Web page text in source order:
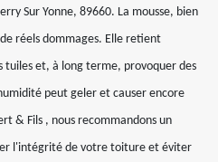
Sur Yonne, 89660. La mousse, bien
réels dommages. Elle retient
et, à long terme, provoquer des
peut geler et causer encore
& Fils , nous recommandons un
l'intégrité de votre toiture et éviter